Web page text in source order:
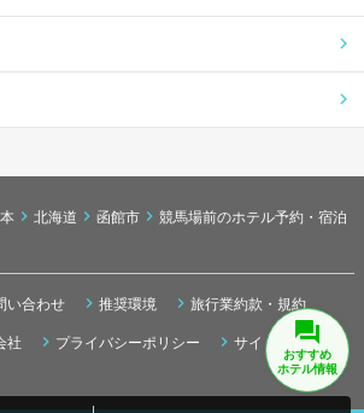
北海道 函館市
競馬場前のホテル予約・宿泊
い合わせ 推奨環境
旅行業約款・規約
社 プライバシーポリシー
サイトマップ
おすすめ
ホテル情報